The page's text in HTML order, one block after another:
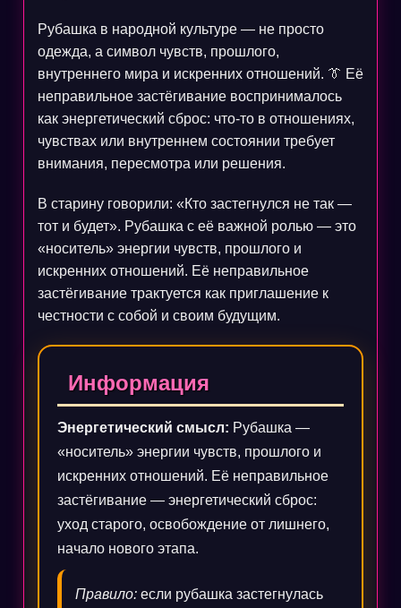
Рубашка в народной культуре — не просто
одежда, а символ чувств, прошлого,
внутреннего мира и искренних отношений. 👔 Её
неправильное застёгивание воспринималось
как энергетический сброс: что‑то в отношениях,
чувствах или внутреннем состоянии требует
внимания, пересмотра или решения.
В старину говорили: «Кто застегнулся не так —
тот и будет». Рубашка с её важной ролью — это
«носитель» энергии чувств, прошлого и
искренних отношений. Её неправильное
застёгивание трактуется как приглашение к
честности с собой и своим будущим.
Информация
Энергетический смысл: Рубашка —
«носитель» энергии чувств, прошлого и
искренних отношений. Её неправильное
застёгивание — энергетический сброс:
уход старого, освобождение от лишнего,
начало нового этапа.
Правило:если рубашка застегнулась